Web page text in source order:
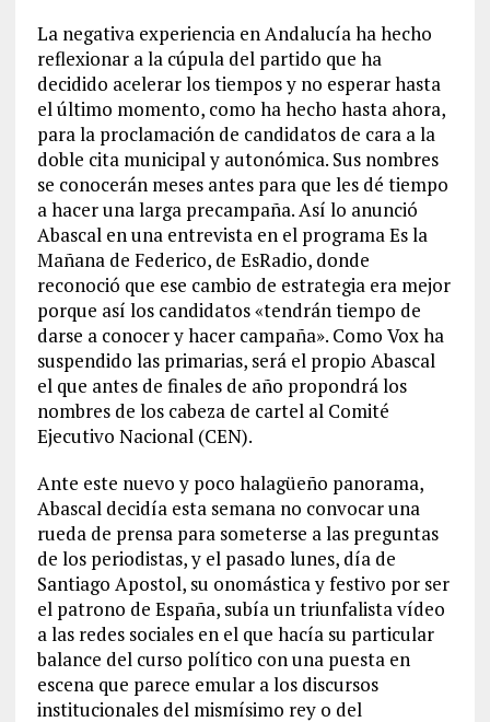
La negativa experiencia en Andalucía ha hecho
reflexionar a la cúpula del partido que ha
decidido acelerar los tiempos y no esperar hasta
el último momento, como ha hecho hasta ahora,
para la proclamación de candidatos de cara a la
doble cita municipal y autonómica. Sus nombres
se conocerán meses antes para que les dé tiempo
a hacer una larga precampaña. Así lo anunció
Abascal en una entrevista en el programa Es la
Mañana de Federico, de EsRadio, donde
reconoció que ese cambio de estrategia era mejor
porque así los candidatos «tendrán tiempo de
darse a conocer y hacer campaña». Como Vox ha
suspendido las primarias, será el propio Abascal
el que antes de finales de año propondrá los
nombres de los cabeza de cartel al Comité
Ejecutivo Nacional (CEN).
Ante este nuevo y poco halagüeño panorama,
Abascal decidía esta semana no convocar una
rueda de prensa para someterse a las preguntas
de los periodistas, y el pasado lunes, día de
Santiago Apostol, su onomástica y festivo por ser
el patrono de España, subía un triunfalista vídeo
a las redes sociales en el que hacía su particular
balance del curso político con una puesta en
escena que parece emular a los discursos
institucionales del mismísimo rey o del